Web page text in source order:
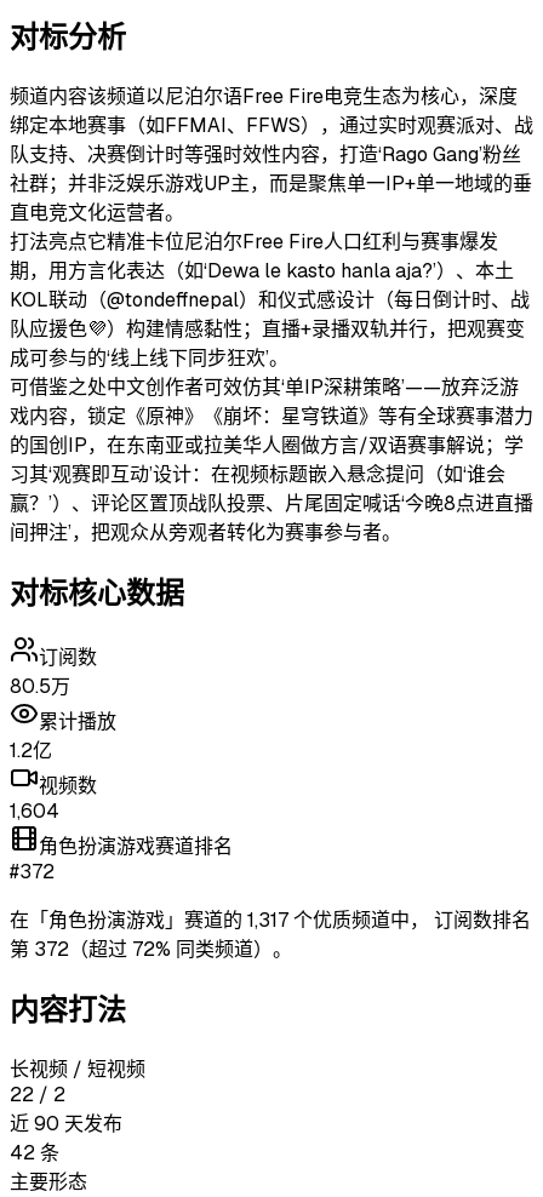
对标分析
频道内容该频道以尼泊尔语Free Fire电竞生态为核心，深度
绑定本地赛事（如FFMAI、FFWS），通过实时观赛派对、战
队支持、决赛倒计时等强时效性内容，打造‘Rago Gang’粉丝
社群；并非泛娱乐游戏UP主，而是聚焦单一IP+单一地域的垂
直电竞文化运营者。
打法亮点它精准卡位尼泊尔Free Fire人口红利与赛事爆发
期，用方言化表达（如‘Dewa le kasto hanla aja?’）、本土
KOL联动（@tondeffnepal）和仪式感设计（每日倒计时、战
队应援色💜）构建情感黏性；直播+录播双轨并行，把观赛变
成可参与的‘线上线下同步狂欢’。
可借鉴之处中文创作者可效仿其‘单IP深耕策略’——放弃泛游
戏内容，锁定《原神》《崩坏：星穹铁道》等有全球赛事潜力
的国创IP，在东南亚或拉美华人圈做方言/双语赛事解说；学
习其‘观赛即互动’设计：在视频标题嵌入悬念提问（如‘谁会
赢？’）、评论区置顶战队投票、片尾固定喊话‘今晚8点进直播
间押注’，把观众从旁观者转化为赛事参与者。
对标核心数据
订阅数
80.5万
累计播放
1.2亿
视频数
1,604
角色扮演游戏赛道排名
#372
在「角色扮演游戏」赛道的 1,317个优质频道中，
订阅数排名
第 372 （超过 72% 同类频道） 。
内容打法
长视频 / 短视频
22 / 2
近 90 天发布
42条
主要形态